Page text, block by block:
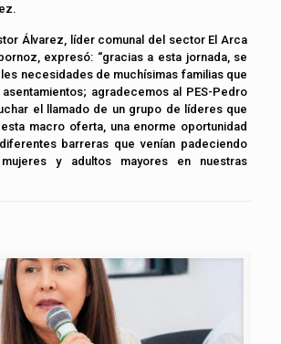
Álvarez, líder comunal del sector El Arca
expresó: “gracias a esta jornada, se
necesidades de muchísimas familias que
agradecemos al PES-Pedro
el llamado de un grupo de líderes que
macro oferta, una enorme oportunidad
barreras que venían padeciendo
y adultos mayores en nuestras